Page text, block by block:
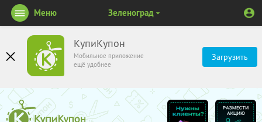
КупиКупон
Мобильное приложение
ещё удобнее
Загрузить
Меню Зеленоград